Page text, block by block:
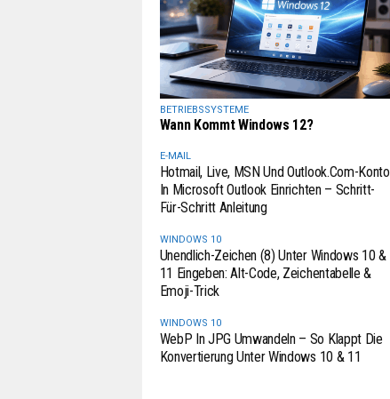
BETRIEBSSYSTEME
Wann Kommt Windows 12?
E-MAIL
Hotmail, Live, MSN Und Outlook.com-Konto
In Microsoft Outlook Einrichten – Schritt-
Für-Schritt Anleitung
WINDOWS 10
Unendlich-Zeichen (8) Unter Windows 10 &
11 Eingeben: Alt-Code, Zeichentabelle &
Emoji-Trick
WINDOWS 10
WebP In JPG Umwandeln – So Klappt Die
Konvertierung Unter Windows 10 & 11